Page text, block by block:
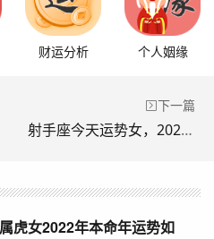
财运分析 个人姻缘
下一篇
射手座今天运势女，2022年射手座运势详情
虎女2022年本命年运势如